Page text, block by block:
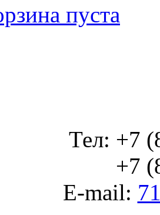
пуста
Тел: +7
+7
E-mail: